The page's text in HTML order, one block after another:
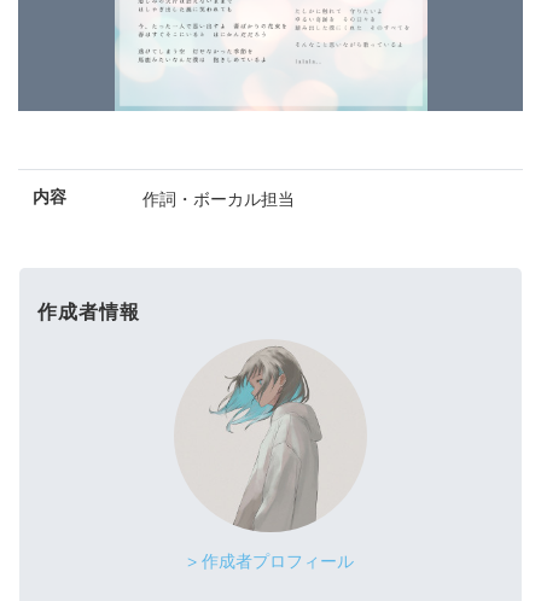
内容 作詞・ボーカル担当
作成者情報
> 作成者プロフィール